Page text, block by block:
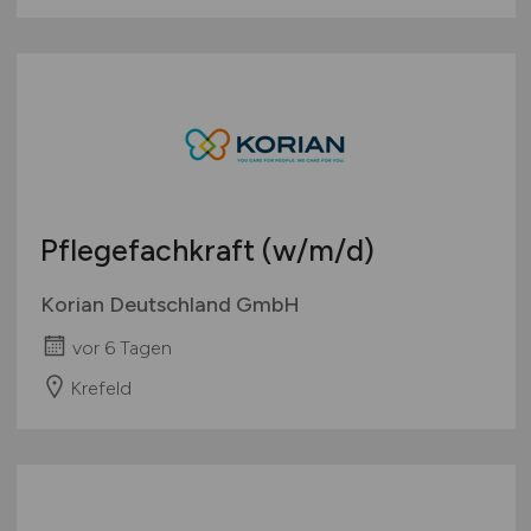
Pflegefachkraft (w/m/d)
Korian Deutschland GmbH
vor 6 Tagen
Krefeld